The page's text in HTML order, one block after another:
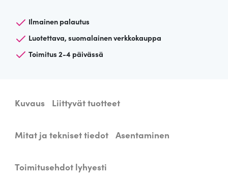
o
l
9
,
9
k
t
t
l
i
n
Ilmainen palautus
Luotettava, suomalainen verkkokauppa
Toimitus 2-4 päivässä
Kuvaus Liittyvät tuotteet
Mitat ja tekniset tiedot Asentaminen
Toimitusehdot lyhyesti